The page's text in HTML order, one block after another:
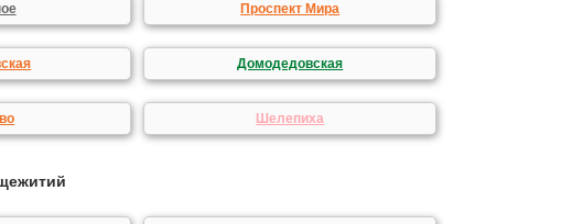
Проспект Мира
Домодедовская
Шелепиха